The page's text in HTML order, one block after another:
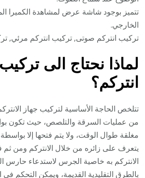
تتميز بوجود شاشة عرض لمشاهدة الكميرا
الخارجي.
تركيب انتركم صوتى, تركيب انتركم مرئي,
لماذا نحتاج الى
انتركم؟
تتلخص الحاجة الأساسية لتركيب جهاز
من عمليات السرقة والتلصص، حيث تكون
مغلقة طوال الوقت، ولا يتم فتحها إلا
يتعرف على زائره من خلال الانتركم ومن ثم
الانتركم به خاصية الجرس لاستدعاء حارس
بالطرق التقليدية القديمة، ويمكن التحكم في